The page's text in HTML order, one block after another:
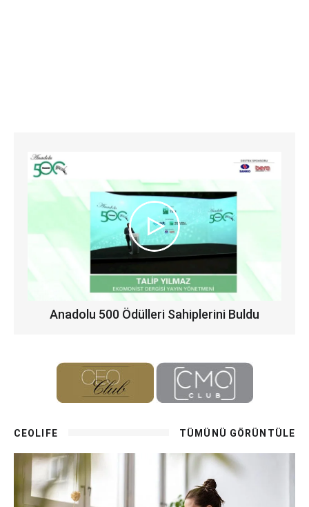
Anadolu 500 Ödülleri Sahiplerini Buldu
CEOLIFE TÜMÜNÜ GÖRÜNTÜLE